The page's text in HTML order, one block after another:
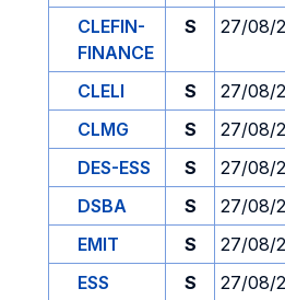
CLEFIN-
FINANCE
S 27/08/
CLELI S 27/08/
CLMG
S 27/08/
DES-ESS
S 27/08/
DSBA
S 27/08/
EMIT
S 27/08/
ESS
S 27/08/